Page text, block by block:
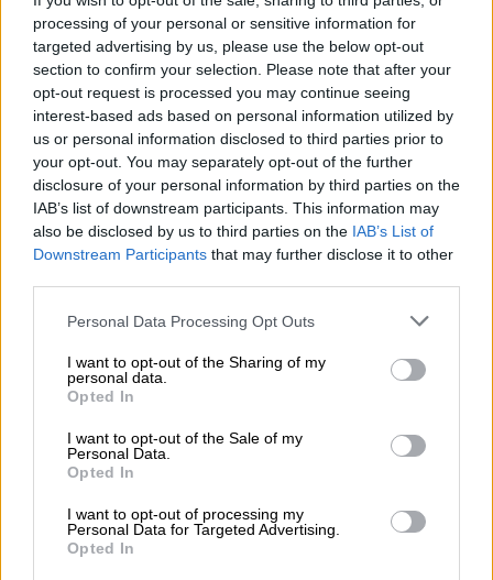
processing of your personal or sensitive information for
targeted advertising by us, please use the below opt-out
section to confirm your selection. Please note that after your
opt-out request is processed you may continue seeing
interest-based ads based on personal information utilized by
us or personal information disclosed to third parties prior to
your opt-out. You may separately opt-out of the further
disclosure of your personal information by third parties on the
IAB’s list of downstream participants. This information may
also be disclosed by us to third parties on the IAB’s List of
Downstream Participants that may further disclose it to other
Please note that this website/app uses one or more Google
not limited to your visit or usage behaviour. You may click to
grant or deny consent to Google and its third-party tags to
use your data for below specified purposes in below Google
consent section.
Personal Data Processing Opt Outs
I want to opt-out of the Sharing of my
personal data.
Opted In
I want to opt-out of the Sale of my
Personal Data.
Opted In
I want to opt-out of processing my
Personal Data for Targeted Advertising.
Opted In
ανθρωποκτονίας λόγω ψυχικής διαταραχής
Σαν Σήμερα|22.08.2025 00:00
Μια είδηση από το Βέλγιο κάνει τον
Μάρκ Ντιτρού: το όνομα – συνώνυμο της
παιδικής κακοποίησης.